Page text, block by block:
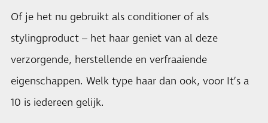
Of je het nu gebruikt als conditioner of als
stylingproduct – het haar geniet van al deze
verzorgende, herstellende en verfraaiende
eigenschappen. Welk type haar dan ook, voor It’s a
10 is iedereen gelijk.